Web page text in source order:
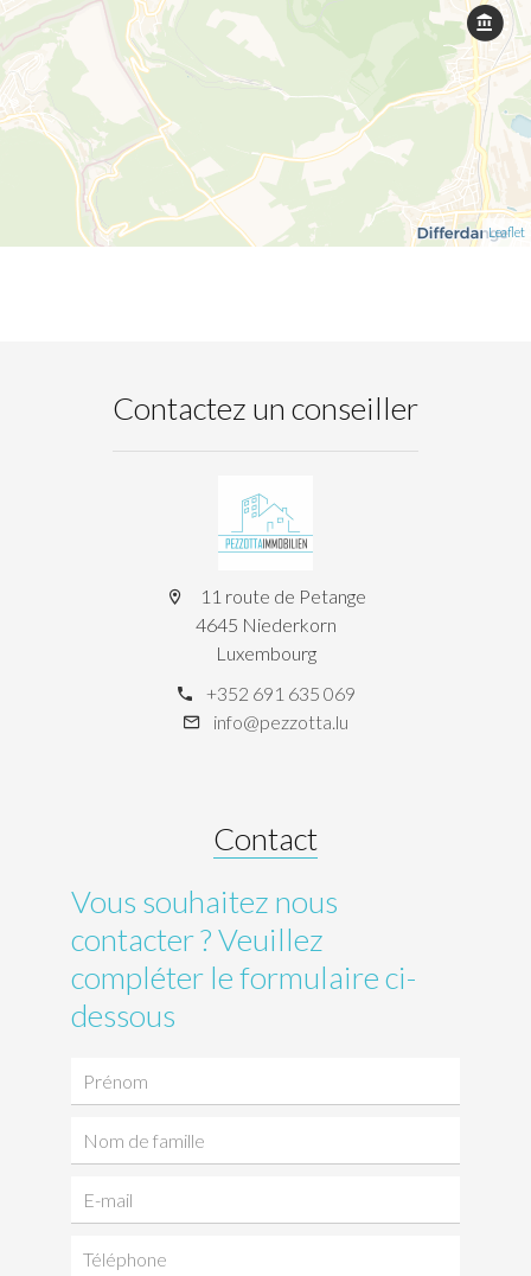
Leaflet
Contactez un conseiller
11 route de Petange
4645 Niederkorn
Luxembourg
+352 691 635 069
info@pezzotta.lu
Vous souhaitez nous
contacter ? Veuillez
compléter le formulaire ci-
dessous
Contact